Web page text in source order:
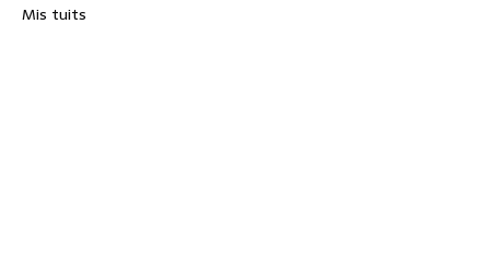
Mis tuits